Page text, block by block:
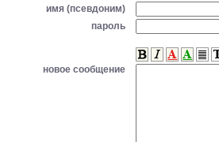
имя (псевдоним)
пароль
новое сообщение